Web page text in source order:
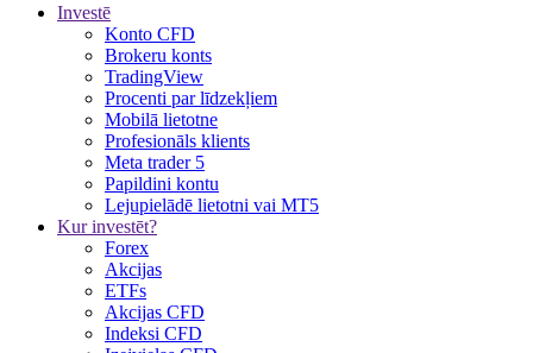
Investē
Konto CFD
Brokeru konts
TradingView
Procenti par līdzekļiem
Mobilā lietotne
Profesionāls klients
Meta trader 5
Papildini kontu
Lejupielādē lietotni vai MT5
Kur investēt?
Forex
Akcijas
ETFs
Akcijas CFD
Indeksi CFD